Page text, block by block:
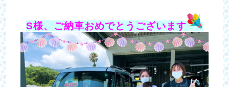
S様、ご納車おめでとうございます